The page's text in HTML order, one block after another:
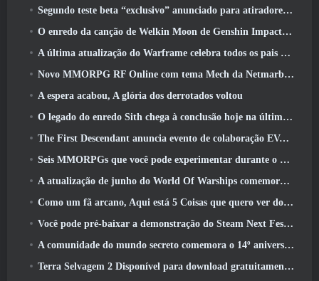
Segundo teste beta “exclusivo” anunciado para atiradores de sobrevivência em equipe
O enredo da canção de Welkin Moon de Genshin Impact chega ao fim.. Na lua
A última atualização do Warframe celebra todos os pais do espaço
Novo MMORPG RF Online com tema Mech da Netmarble será lançado globalmente
A espera acabou, A glória dos derrotados voltou
O legado do enredo Sith chega à conclusão hoje na última atualização do SWTOR
The First Descendant anuncia evento de colaboração EVANGELION
Seis MMORPGs que você pode experimentar durante o Steam Next Fest
A atualização de junho do World Of Warships comemora o Dia da Independência dos EUA com uma nova campanha narrativa
Como um fã arcano, Aqui está 5 Coisas que quero ver do MMO Riot
Você pode pré-baixar a demonstração do Steam Next Fest de Embers Of The Uncrowned Tomorrow
A comunidade do mundo secreto comemora o 14º aniversário com um mistério que eles devem resolver juntos
Terra Selvagem 2 Disponível para download gratuitamente (E manter) Por tempo limitado